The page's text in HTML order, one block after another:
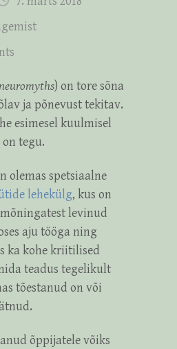
) on tore sõna
ja põnevust tekitav.
esimesel kuulmisel
tegu.
olemas spetsiaalne
lehekülg, kus on
levinud
aju tööga ning
ka kohe kriitilised
teadus tegelikult
tõestanud on või
õppijatele võiks